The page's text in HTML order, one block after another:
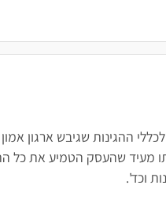
ההגינות שגיבש ארגון
מעיד שהעסק הטמיע את כל
וכד'.